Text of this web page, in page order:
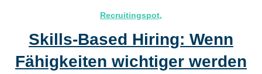
Recruitingspot,
Skills-Based Hiring: Wenn
Fähigkeiten wichtiger werden